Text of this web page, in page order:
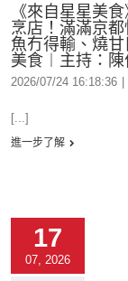
《來自星星美
烹店！滿滿京
魚冇得輸、燒
美食︱主持：
2026/07/24 16:18:36
[...]
進一步了解
17
07, 2026